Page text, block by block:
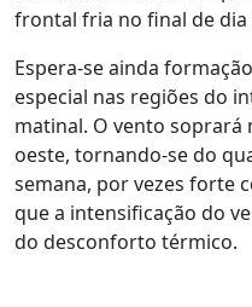
frontal fria no final de dia
Espera-se ainda
especial nas regiões do
matinal. O vento
oeste, tornando-se do
semana, por vezes forte
que a intensificação do
do desconforto térmico.